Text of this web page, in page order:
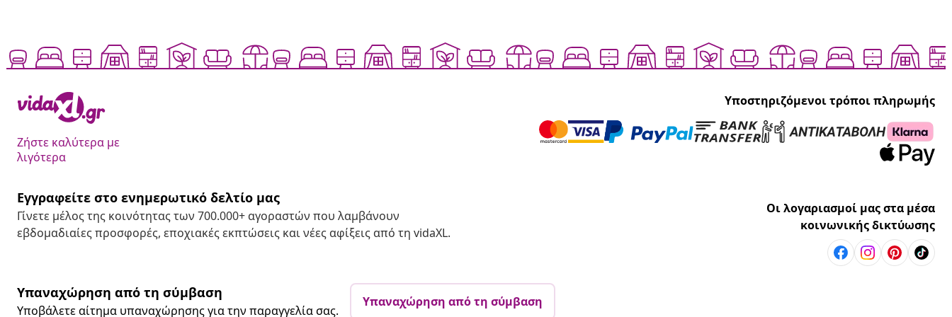
Ζήστε καλύτερα με
λιγότερα
Υποστηριζόμενοι τρόποι πληρωμής
Εγγραφείτε στο ενημερωτικό δελτίο μας
Γίνετε μέλος της κοινότητας των 700.000+ αγοραστών που λαμβάνουν
εβδομαδιαίες προσφορές, εποχιακές εκπτώσεις και νέες αφίξεις από τη vidaXL.
Οι λογαριασμοί μας στα μέσα
κοινωνικής δικτύωσης
Υπαναχώρηση από τη σύμβαση
Υποβάλετε αίτημα υπαναχώρησης για την παραγγελία σας.
Υπαναχώρηση από τη σύμβαση